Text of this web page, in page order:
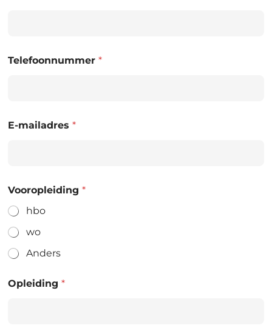
Telefoonnummer *
E-mailadres *
Vooropleiding *
hbo
wo
Anders
Opleiding *